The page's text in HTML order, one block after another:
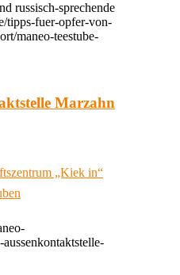
russisch-sprechende
tipps-fuer-opfer-von-
maneo-teestube-
Marzahn
„Kiek in“